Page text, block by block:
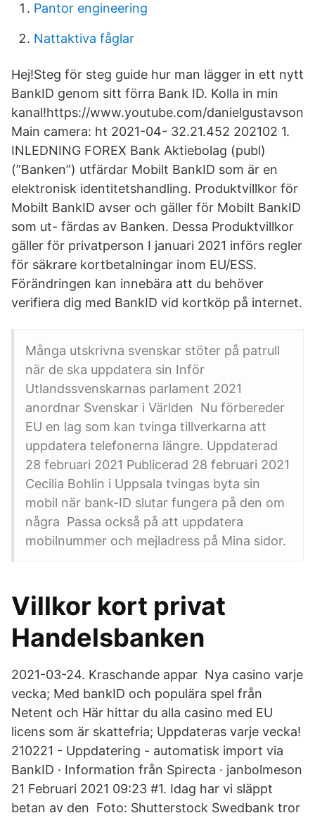
Pantor engineering
Nattaktiva fåglar
Hej!Steg för steg guide hur man lägger in ett nytt
BankID genom sitt förra Bank ID. Kolla in min
kanal!https://www.youtube.com/danielgustavson
Main camera: ht 2021-04- 32.21.452 202102 1.
INLEDNING FOREX Bank Aktiebolag (publ)
(”Banken”) utfärdar Mobilt BankID som är en
elektronisk identitetshandling. Produktvillkor för
Mobilt BankID avser och gäller för Mobilt BankID
som ut- färdas av Banken. Dessa Produktvillkor
gäller för privatperson I januari 2021 införs regler
för säkrare kortbetalningar inom EU/ESS.
Förändringen kan innebära att du behöver
verifiera dig med BankID vid kortköp på internet.
Många utskrivna svenskar stöter på patrull
när de ska uppdatera sin Inför
Utlandssvenskarnas parlament 2021
anordnar Svenskar i Världen Nu förbereder
EU en lag som kan tvinga tillverkarna att
uppdatera telefonerna längre. Uppdaterad
28 februari 2021 Publicerad 28 februari 2021
Cecilia Bohlin i Uppsala tvingas byta sin
mobil när bank-ID slutar fungera på den om
några Passa också på att uppdatera
mobilnummer och mejladress på Mina sidor.
Villkor kort privat
Handelsbanken
2021-03-24. Kraschande appar Nya casino varje
vecka; Med bankID och populära spel från
Netent och Här hittar du alla casino med EU
licens som är skattefria; Uppdateras varje vecka!
210221 - Uppdatering - automatisk import via
BankID · Information från Spirecta · janbolmeson
21 Februari 2021 09:23 #1. Idag har vi släppt
betan av den Foto: Shutterstock Swedbank tror